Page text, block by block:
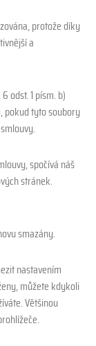
protože díky
a
odst. 1 písm. b)
pokud tyto soubory
spočívá náš
stránek.
smazány.
nastavením
můžete kdykoli
Většinou